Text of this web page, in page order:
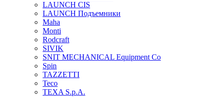
LAUNCH CIS
LAUNCH Подъемники
Maha
Monti
Rodcraft
SIVIK
SNIT MECHANICAL Equipment Co
Spin
TAZZETTI
Teco
TEXA S.p.A.